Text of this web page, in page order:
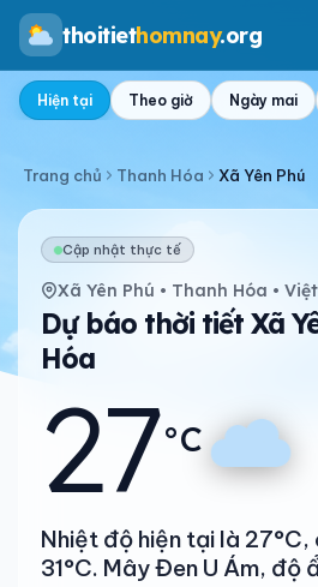
thoitiethomnay.org
Hiện tại Theo giờ Ngày mai
Trang chủ Thanh Hóa Xã Yên Phú
Cập nhật thực tế
Xã Yên Phú • Thanh Hóa •
Dự báo thời tiết Xã
Hóa
27°C
Nhiệt độ hiện tại là 27°C,
31°C. Mây Đen U Ám, độ